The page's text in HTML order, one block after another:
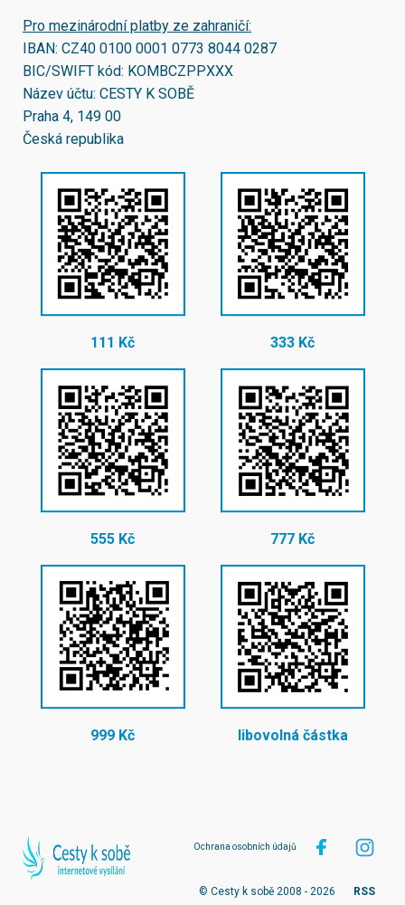
Pro mezinárodní platby ze zahraničí:
IBAN: CZ40 0100 0001 0773 8044 0287
BIC/SWIFT kód: KOMBCZPPXXX
Název účtu: CESTY K SOBĚ
Praha 4, 149 00
Česká republika
111 Kč 333 Kč
555 Kč 777 Kč
999 Kč libovolná částka
Ochrana osobních údajů
© Cesty k sobě 2008 - 2026 RSS